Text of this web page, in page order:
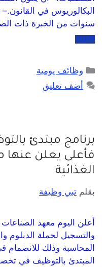
سنوات من الخبرة ذات
المزيد
وظائف يومية
أضف تعليق
برنامج مبتدئ
فأعلى يعلن عنها
الغذائية
بقلم تبي وظيفة
أعلن اليوم معهد
والتسجيل لحملة
المحاسبة وذلك للانضمام
المبتدئ بالتوظيف في